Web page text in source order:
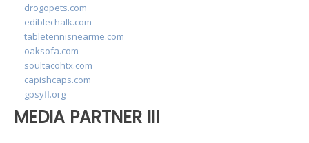
drogopets.com
ediblechalk.com
tabletennisnearme.com
oaksofa.com
soultacohtx.com
capishcaps.com
gpsyfl.org
MEDIA PARTNER III